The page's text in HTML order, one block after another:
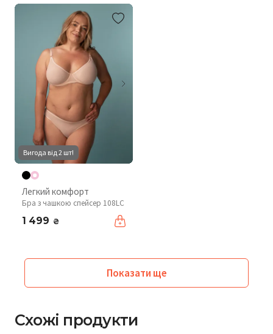
Вигода від 2 шт!
Легкий комфорт
Бра з чашкою спейсер 108LC
1 499 ₴
Показати ще
Схожі продукти